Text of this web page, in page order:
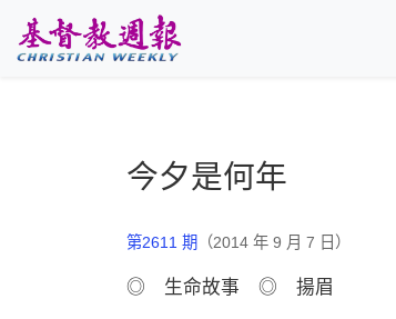
今夕是何年
第2611 期 （2014 年 9 月 7 日）
◎ 生命故事 ◎ 揚眉